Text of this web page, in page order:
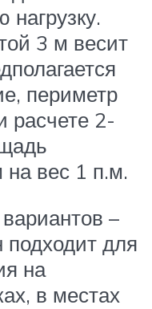
3 м весит
периметр
расчете 2-
вес 1 п.м.
–
для
на
в местах